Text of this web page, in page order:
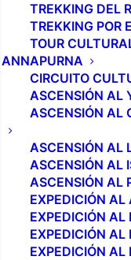
TREKKING DEL
TREKKING POR
TOUR
ANNAPURNA
CIRCUITO
ASCENSIÓN AL
ASCENSIÓN AL
ASCENSIÓN AL
ASCENSIÓN AL
ASCENSIÓN AL
EXPEDICIÓN
EXPEDICIÓN
EXPEDICIÓN AL
EXPEDICIÓN